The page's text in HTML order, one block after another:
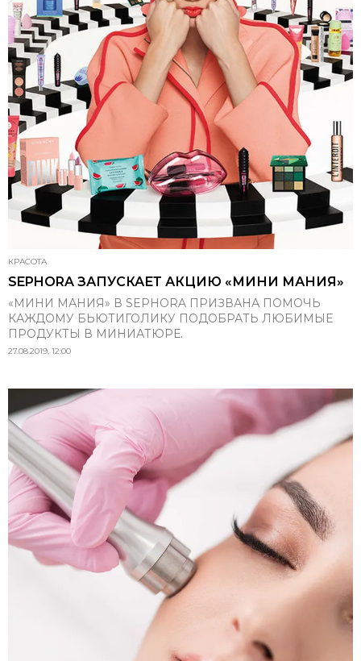
КРАСОТА
SEPHORA ЗАПУСКАЕТ АКЦИЮ «МИНИ МАНИЯ»
«МИНИ МАНИЯ» В SEPHORA ПРИЗВАНА ПОМОЧЬ
КАЖДОМУ БЬЮТИГОЛИКУ ПОДОБРАТЬ ЛЮБИМЫЕ
ПРОДУКТЫ В МИНИАТЮРЕ.
27.08.2019, 12:00